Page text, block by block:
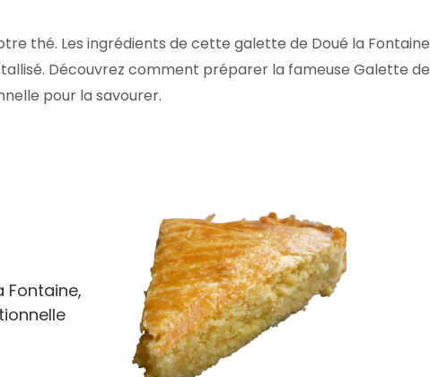
thé. Les ingrédients de cette galette de Doué la Fontaine
Découvrez comment préparer la fameuse Galette de
pour la savourer.
Fontaine,